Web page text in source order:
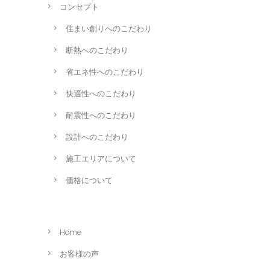
コンセプト
住まい創りへのこだわり
断熱へのこだわり
省エネ性へのこだわり
快適性へのこだわり
耐震性へのこだわり
設計へのこだわり
施工エリアについて
価格について
Home
お客様の声